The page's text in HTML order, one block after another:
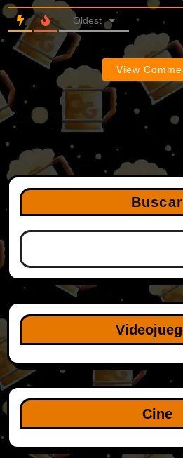
Oldest
View
Buscar
Cine